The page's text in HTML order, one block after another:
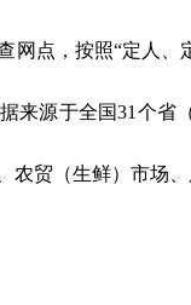
点，按照“定人、
来源于全国31个省
农贸（生鲜）市场